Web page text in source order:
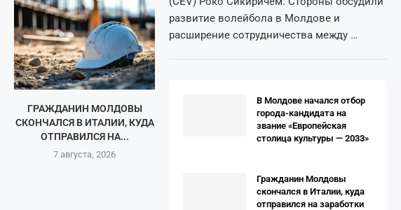
ГРАЖДАНИН МОЛДОВЫ
СКОНЧАЛСЯ В ИТАЛИИ, КУДА
ОТПРАВИЛСЯ НА...
7 августа, 2026
развитие волейбола в Молдове и
расширение сотрудничества между …
В Молдове начался отбор
города-кандидата на
звание «Европейская
столица культуры — 2033»
Гражданин Молдовы
скончался в Италии, куда
отправился на заработки